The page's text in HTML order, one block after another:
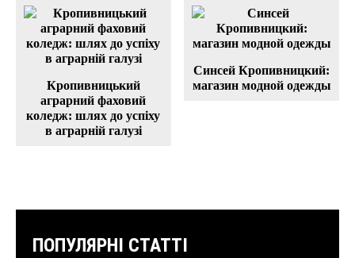
Кропивницький
аграрний фаховий
коледж: шлях до успіху
в аграрній галузі
Синсей Кропивницкий:
магазин модной одежды
ПОПУЛЯРНІ СТАТТІ